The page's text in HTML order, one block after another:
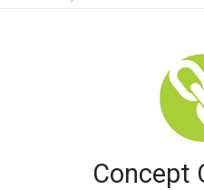
Concept